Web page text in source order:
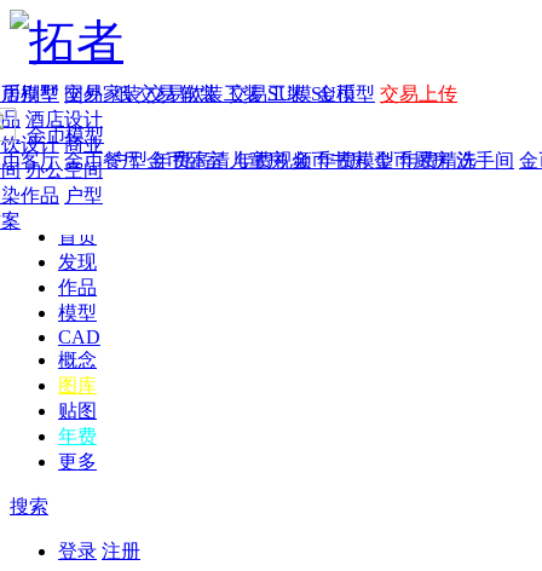
首页
发现
年费 作品 图纸 交易 软装 工装 SU模 金币
年费版块
费图纸 年费户型 年费高清 年费视频 年费模型 年费精选
作品
别墅 国外
酒店设计
设计 商业
办公空间
作品 户型
模型
模型 交易家装 交易软装 交易工装 SU模型 交易上传
金币模型
客厅 金币餐厅 金币卧室 儿童房 金币书房 金币厨房 洗手间 金
CAD
概念
图库
贴图
年费
更多
搜索
登录 注册